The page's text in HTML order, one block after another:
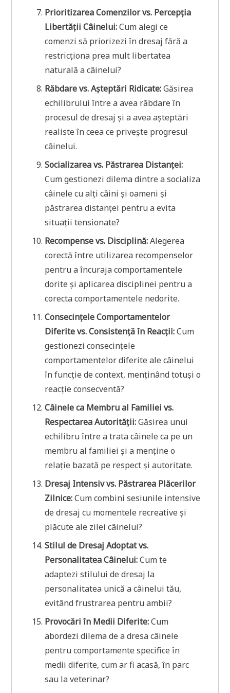
Prioritizarea Comenzilor vs. Percepția
Libertății Câinelui:Cum alegi ce
comenzi să priorizezi în dresaj fără a
restricționa prea mult libertatea
naturală a câinelui?
Răbdare vs. Așteptări Ridicate:Găsirea
echilibrului între a avea răbdare în
procesul de dresaj și a avea așteptări
realiste în ceea ce privește progresul
câinelui.
Socializarea vs. Păstrarea Distanței:
Cum gestionezi dilema dintre a socializa
câinele cu alți câini și oameni și
păstrarea distanței pentru a evita
situații tensionate?
Recompense vs. Disciplină:Alegerea
corectă între utilizarea recompenselor
pentru a încuraja comportamentele
dorite și aplicarea disciplinei pentru a
corecta comportamentele nedorite.
Consecințele Comportamentelor
Diferite vs. Consistență în Reacții:Cum
gestionezi consecințele
comportamentelor diferite ale câinelui
în funcție de context, menținând totuși o
reacție consecventă?
Câinele ca Membru al Familiei vs.
Respectarea Autorității:Găsirea unui
echilibru între a trata câinele ca pe un
membru al familiei și a menține o
relație bazată pe respect și autoritate.
Dresaj Intensiv vs. Păstrarea Plăcerilor
Zilnice:Cum combini sesiunile intensive
de dresaj cu momentele recreative și
plăcute ale zilei câinelui?
Stilul de Dresaj Adoptat vs.
Personalitatea Câinelui:Cum te
adaptezi stilului de dresaj la
personalitatea unică a câinelui tău,
evitând frustrarea pentru ambii?
Provocări în Medii Diferite:Cum
abordezi dilema de a dresa câinele
pentru comportamente specifice în
medii diferite, cum ar fi acasă, în parc
sau la veterinar?